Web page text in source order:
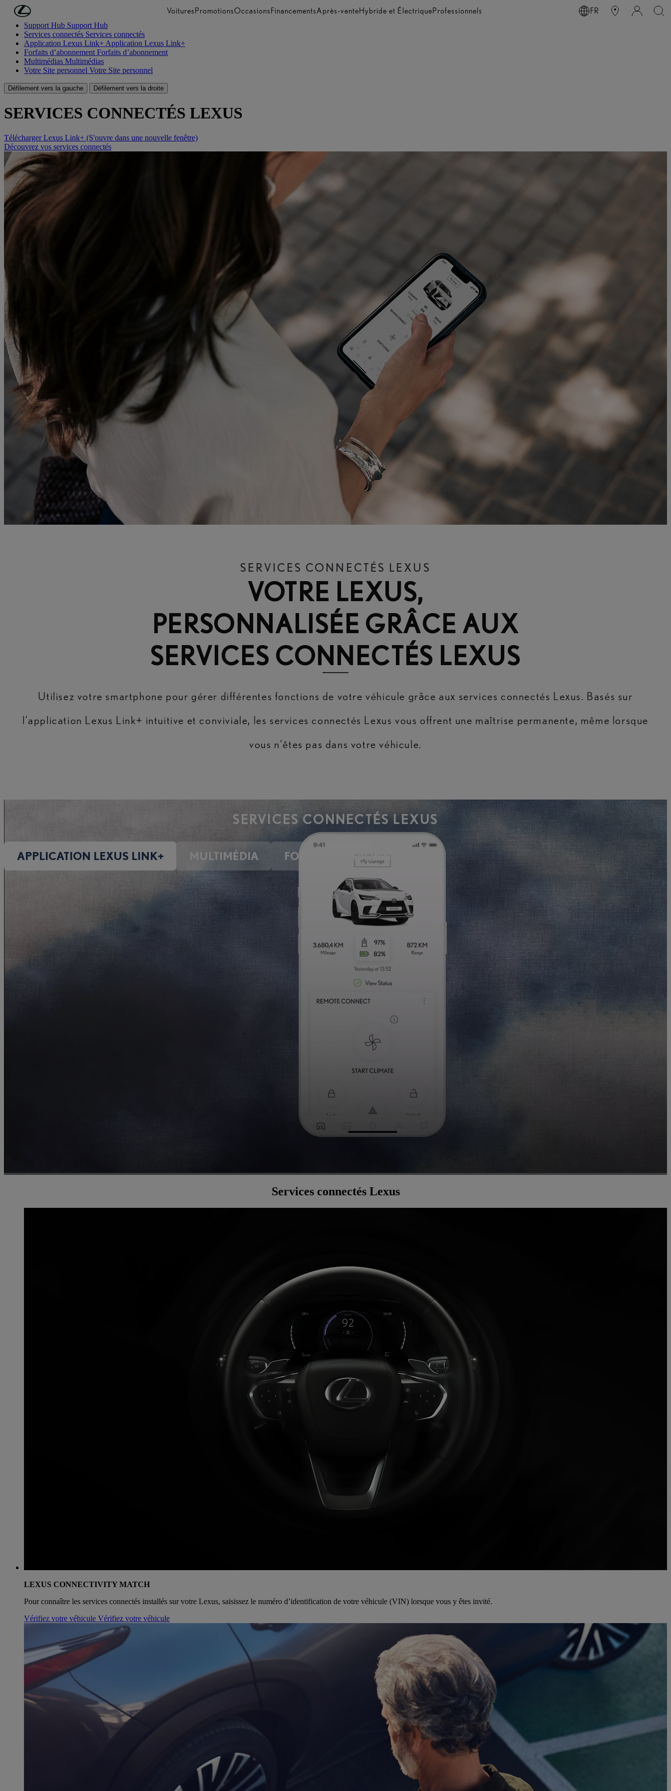
Passer au contenu principal VoituresPromotionsOccasionsFinancementsAprès-venteHybride et ÉlectriqueProfessionnels FR
Support Hub Support Hub
Services connectés Services connectés
Application Lexus Link+ Application Lexus Link+
Forfaits d’abonnement Forfaits d’abonnement
Multimédias Multimédias
Votre Site personnel Votre Site personnel
Défilement vers la gauche Défilement vers la droite
SERVICES CONNECTÉS LEXUS
Télécharger Lexus Link+ (S'ouvre dans une nouvelle fenêtre)
Découvrez vos services connectés
SERVICES CONNECTÉS LEXUS
VOTRE LEXUS,
PERSONNALISÉE GRÂCE AUX
SERVICES CONNECTÉS LEXUS
Utilisez votre smartphone pour gérer différentes fonctions de votre véhicule grâce aux services connectés Lexus. Basés sur
l’application Lexus Link+ intuitive et conviviale, les services connectés Lexus vous offrent une maîtrise permanente, même lorsque
vous n’êtes pas dans votre véhicule.
SERVICES CONNECTÉS LEXUS
APPLICATION LEXUS LINK+ MULTIMÉDIA FORFAITS D’ABONNEMENT
Services connectés Lexus
LEXUS CONNECTIVITY MATCH
Pour connaître les services connectés installés sur votre Lexus, saisissez le numéro d’identification de votre véhicule (VIN) lorsque vous y êtes invité.
Vérifiez votre véhicule Vérifiez votre véhicule